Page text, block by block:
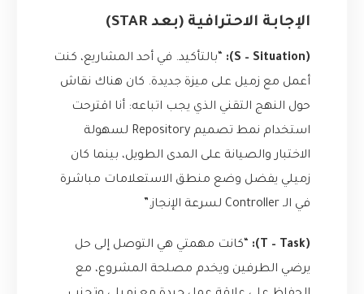
الإجابة الاحترافية (بعد STAR)
(S – Situation):
“بالتأكيد. في أحد المشاريع، كنت
أعمل مع زميل على ميزة جديدة. كان هناك نقاش
حول النهج التقني الذي يجب اتباعه: أنا اقترحت
استخدام نمط تصميم Repository لسهولة
الاختبار والصيانة على المدى الطويل، بينما كان
زميلي يفضل وضع منطق الاستعلامات مباشرة
في الـ Controller لسرعة الإنجاز.”
(T – Task):
“كانت مهمتي هي التوصل إلى حل
يرضي الطرفين ويخدم مصلحة المشروع، مع